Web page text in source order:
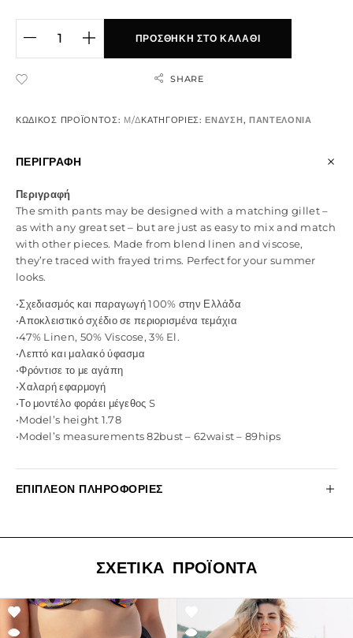
ΠΡΟΣΘΉΚΗ ΣΤΟ ΚΑΛΆΘΙ
SHARE
ΚΩΔΙΚΌΣ ΠΡΟΪΌΝΤΟΣ: Μ/ΔΚΑΤΗΓΟΡΊΕΣ:ΕΝΔΥΣΗ, ΠΑΝΤΕΛΟΝΙΑ
ΠΕΡΙΓΡΑΦΉ
Περιγραφή
The smith pants may be designed with a matching gillet –
as with any great set – but are just as easy to mix and match
with other pieces. Made from blend linen and viscose,
they’re traced with frayed trims. Perfect for your summer
looks.
•Σχεδιασμός και παραγωγή 100% στην Ελλάδα
•Αποκλειστικό σχέδιο σε περιορισμένα τεμάχια
•47% Linen, 50% Viscose, 3% El.
•Λεπτό και μαλακό ύφασμα
•Φρόντισε το με αγάπη
•Χαλαρή εφαρμογή
•Το μοντέλο φοράει μέγεθος S
•Model’s height 1.78
•Model’s measurements 82bust – 62waist – 89hips
ΕΠΙΠΛΈΟΝ ΠΛΗΡΟΦΟΡΊΕΣ
ΣΧΕΤΙΚΆ ΠΡΟΪΌΝΤΑ